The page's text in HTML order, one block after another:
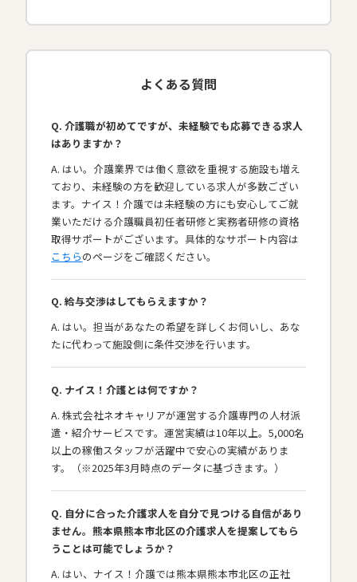
よくある質問
Q. 介護職が初めてですが、未経験でも応募できる求人
はありますか？
A. はい。介護業界では働く意欲を重視する施設も増え
ており、未経験の方を歓迎している求人が多数ござい
ます。ナイス！介護では未経験の方にも安心してご就
業いただける介護職員初任者研修と実務者研修の資格
取得サポートがございます。具体的なサポート内容は
こちらのページをご確認ください。
Q. 給与交渉はしてもらえますか？
A. はい。担当があなたの希望を詳しくお伺いし、あな
たに代わって施設側に条件交渉を行います。
Q. ナイス！介護とは何ですか？
A. 株式会社ネオキャリアが運営する介護専門の人材派
遣・紹介サービスです。運営実績は10年以上。5,000名
以上の稼働スタッフが活躍中で安心の実績がありま
す。（※2025年3月時点のデータに基づきます。）
Q. 自分に合った介護求人を自分で見つける自信があり
ません。熊本県熊本市北区の介護求人を提案してもら
うことは可能でしょうか？
A. はい、ナイス！介護では熊本県熊本市北区の正社